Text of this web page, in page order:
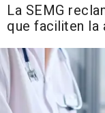
La SEMG
que faciliten la